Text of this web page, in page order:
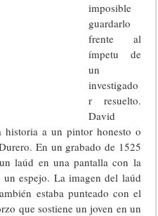
imposible
guardarlo
frente al
ímpetu de
un
investigado
r resuelto.
David
a un pintor honesto o
En un grabado de 1525
laúd en una pantalla con la
espejo. La imagen del laúd
estaba punteado con el
que sostiene un joven en un